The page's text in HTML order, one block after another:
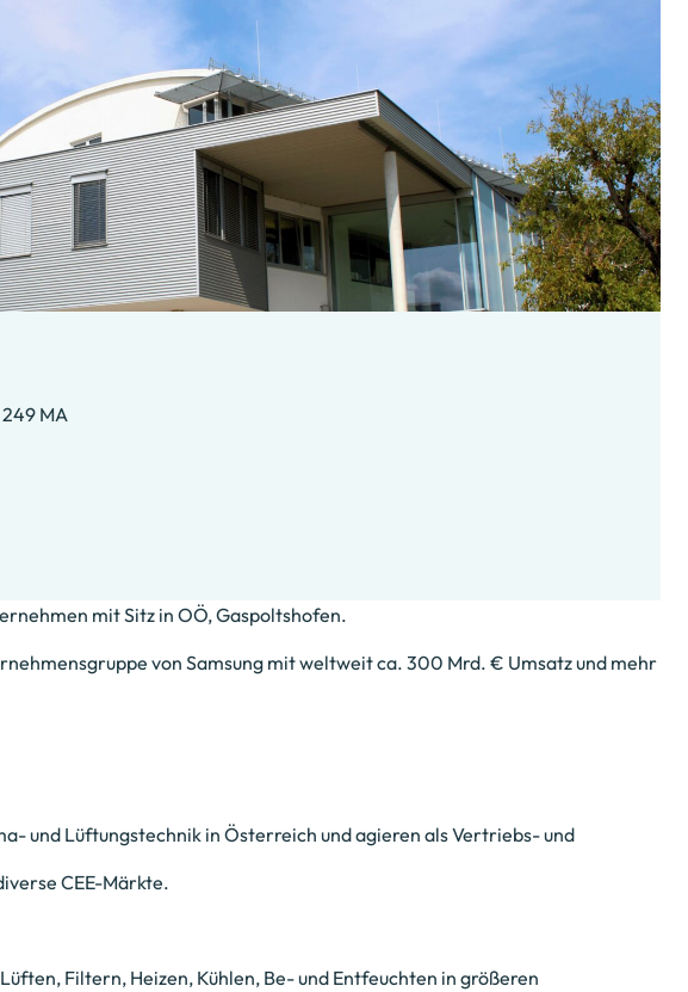
MA
mit Sitz in OÖ, Gaspoltshofen.
von Samsung mit weltweit ca. 300 Mrd. € Umsatz und mehr
und Lüftungstechnik in Österreich und agieren als Vertriebs- und
CEE-Märkte.
Filtern, Heizen, Kühlen, Be- und Entfeuchten in größeren